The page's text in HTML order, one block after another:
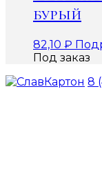
бурый
82,10 ₽
Под заказ
8